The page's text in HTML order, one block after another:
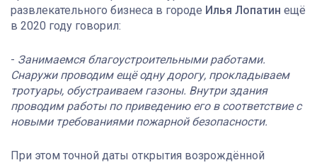
развлекательного бизнеса в городе Илья Лопатин ещё
в 2020 году говорил:
- Занимаемся благоустроительными работами.
Снаружи проводим ещё одну дорогу, прокладываем
тротуары, обустраиваем газоны. Внутри здания
проводим работы по приведению его в соответствие с
новыми требованиями пожарной безопасности.
При этом точной даты открытия возрождённой